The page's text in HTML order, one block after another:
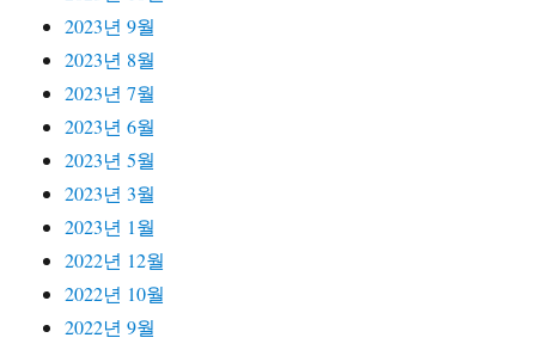
2023년 9월
2023년 8월
2023년 7월
2023년 6월
2023년 5월
2023년 3월
2023년 1월
2022년 12월
2022년 10월
2022년 9월